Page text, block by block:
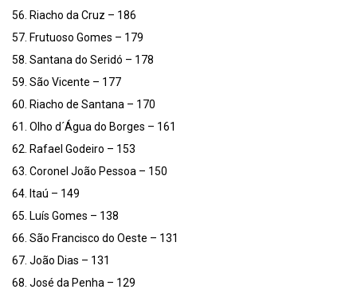
56. Riacho da Cruz – 186
57. Frutuoso Gomes – 179
58. Santana do Seridó – 178
59. São Vicente – 177
60. Riacho de Santana – 170
61. Olho d´Água do Borges – 161
62. Rafael Godeiro – 153
63. Coronel João Pessoa – 150
64. Itaú – 149
65. Luís Gomes – 138
66. São Francisco do Oeste – 131
67. João Dias – 131
68. José da Penha – 129